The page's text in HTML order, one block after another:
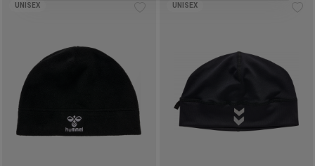
UNISEX UNISEX